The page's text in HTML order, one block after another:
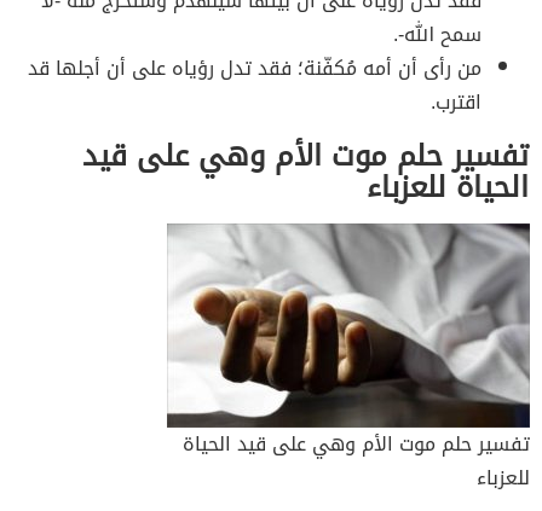
سمح الله-.
من رأى أن أمه مُكفّنة؛ فقد تدل رؤياه على أن أجلها قد
اقترب.
تفسير حلم موت الأم وهي على قيد
الحياة للعزباء
تفسير حلم موت الأم وهي على قيد الحياة
للعزباء